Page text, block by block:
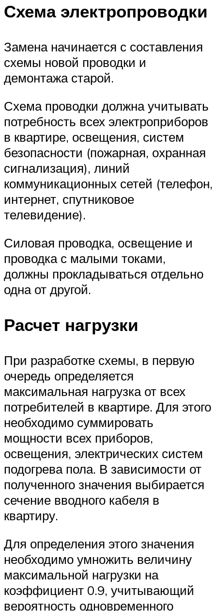
Схема электропроводки
Замена начинается с составления
схемы новой проводки и
демонтажа старой.
Схема проводки должна учитывать
потребность всех электроприборов
в квартире, освещения, систем
безопасности (пожарная, охранная
сигнализация), линий
коммуникационных сетей (телефон,
интернет, спутниковое
телевидение).
Силовая проводка, освещение и
проводка с малыми токами,
должны прокладываться отдельно
одна от другой.
Расчет нагрузки
При разработке схемы, в первую
очередь определяется
максимальная нагрузка от всех
потребителей в квартире. Для этого
необходимо суммировать
мощности всех приборов,
освещения, электрических систем
подогрева пола. В зависимости от
полученного значения выбирается
сечение вводного кабеля в
квартиру.
Для определения этого значения
необходимо умножить величину
максимальной нагрузки на
коэффициент 0.9, учитывающий
вероятность одновременного